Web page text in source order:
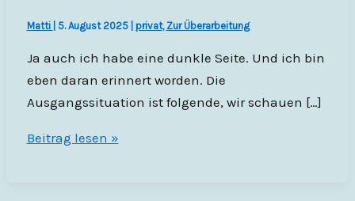
Matti 5. August 2025 privat, Zur Überarbeitung
Ja auch ich habe eine dunkle Seite. Und ich bin
eben daran erinnert worden. Die
Ausgangssituation ist folgende, wir schauen […]
Ich
Beitrag lesen »